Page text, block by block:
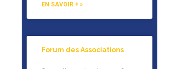
EN SAVOIR + »
Forum des Associations